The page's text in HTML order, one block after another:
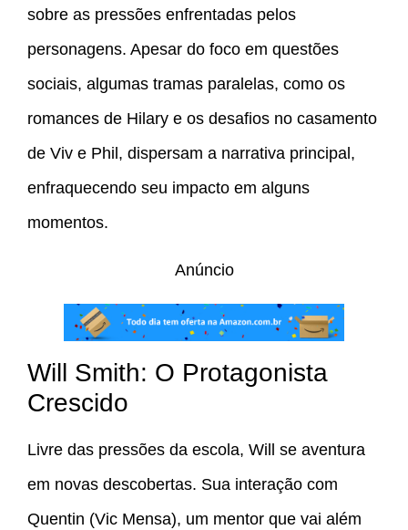
sobre as pressões enfrentadas pelos
personagens. Apesar do foco em questões
sociais, algumas tramas paralelas, como os
romances de Hilary e os desafios no casamento
de Viv e Phil, dispersam a narrativa principal,
enfraquecendo seu impacto em alguns
momentos.
Anúncio
Will Smith: O Protagonista
Crescido
Livre das pressões da escola, Will se aventura
em novas descobertas. Sua interação com
Quentin (Vic Mensa), um mentor que vai além